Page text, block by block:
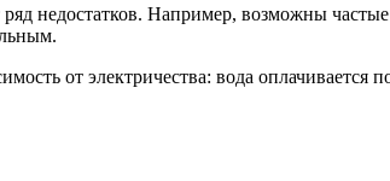
недостатков. Например, возможны
от электричества: вода оплачивается